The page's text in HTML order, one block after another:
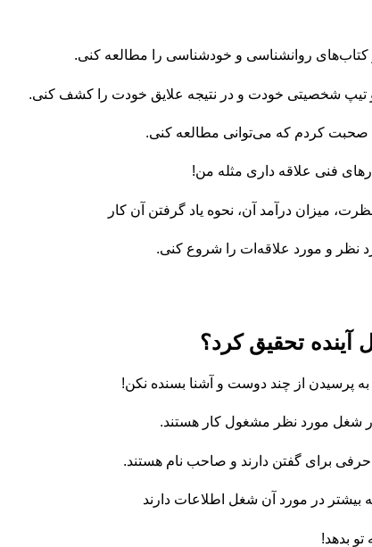
و تیپ شخصیتی خودت و در نتیجه علایق خودت را کشف کنی.
صحبت کردم که می‌توانی مطالعه کنی.
فنی علاقه داری مثله من!
میزان درآمد آن، نحوه یاد گرفتن آن کار
نظر و مورد علاقه‌ات را شروع کنی.
آینده تحقیق کرد؟
پرسیدن از چند دوست و آشنا بسنده نکن!
شغل مورد نظر مشغول کار هستند.
برای گفتن دارند و صاحب نام هستند.
بیشتر در مورد آن شغل اطلاعات دارند
بدهد!